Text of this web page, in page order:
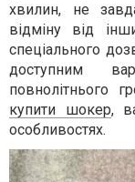
хвилин, не
відміну від
спеціального
доступним
повнолітнього
купити шокер,
особливостях.